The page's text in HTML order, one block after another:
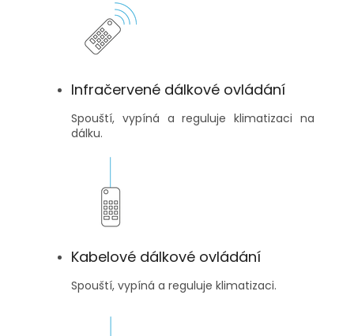
Infračervené dálkové ovládání
Spouští, vypíná a reguluje klimatizaci na
dálku.
Kabelové dálkové ovládání
Spouští, vypíná a reguluje klimatizaci.